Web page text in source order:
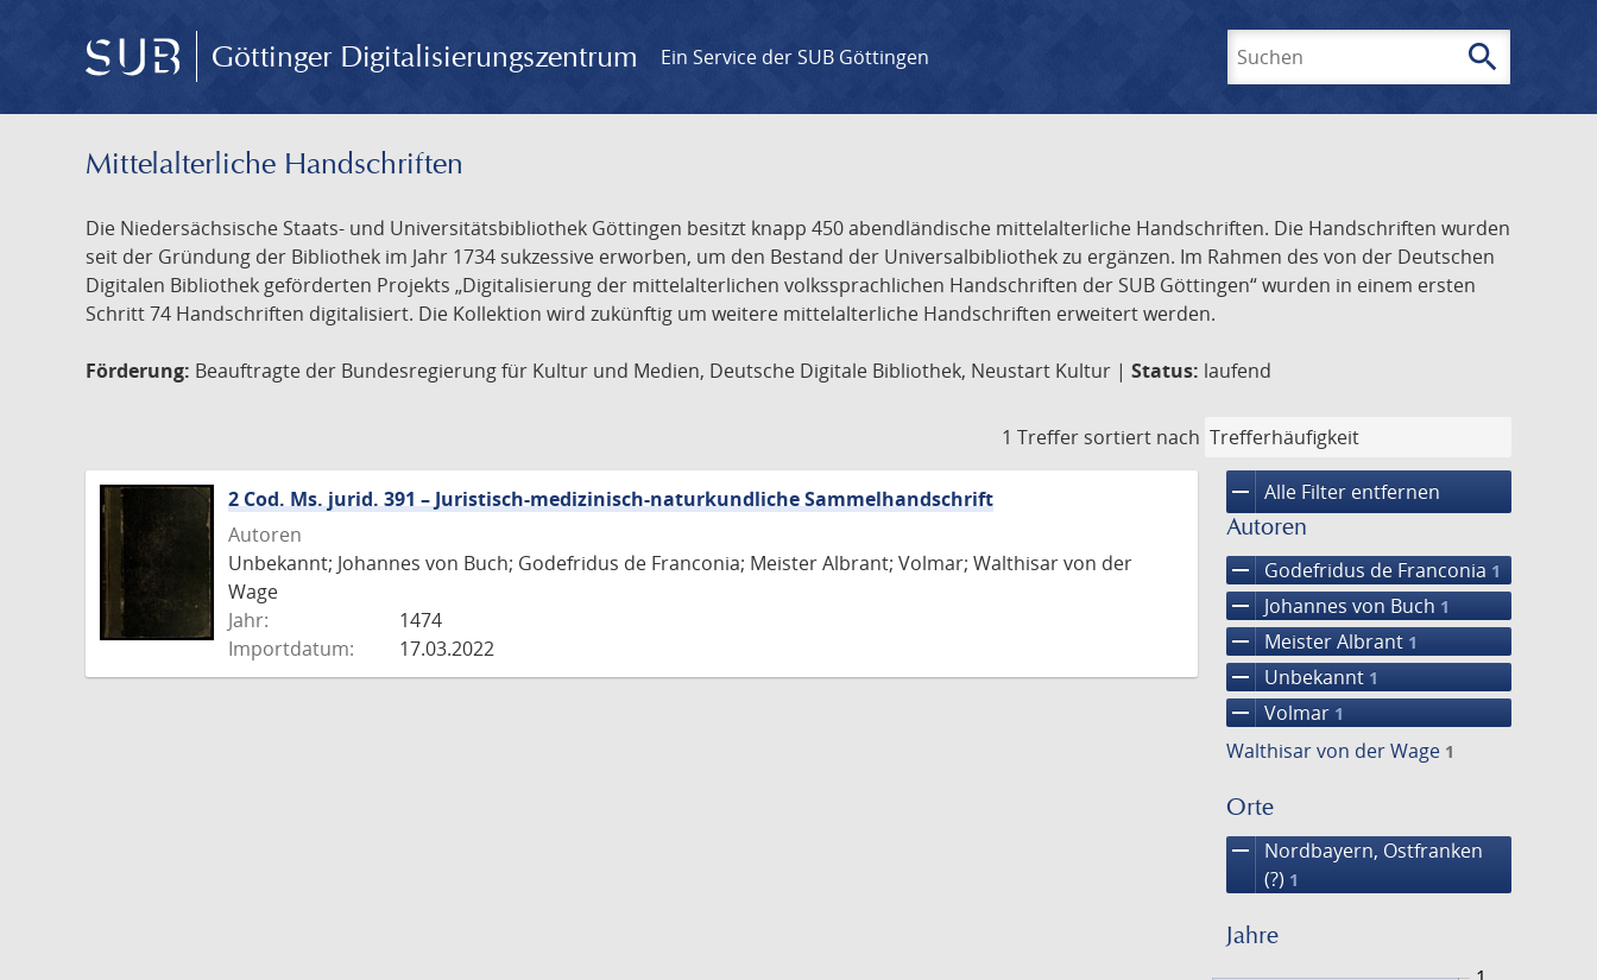
Göttinger Digitalisierungszentrum Ein Service der SUB Göttingen search
Mittelalterliche Handschriften
Die Niedersächsische Staats- und Universitätsbibliothek Göttingen besitzt knapp 450 abendländische mittelalterliche Handschriften. Die Handschriften wurden
seit der Gründung der Bibliothek im Jahr 1734 sukzessive erworben, um den Bestand der Universalbibliothek zu ergänzen. Im Rahmen des von der Deutschen
Digitalen Bibliothek geförderten Projekts „Digitalisierung der mittelalterlichen volkssprachlichen Handschriften der SUB Göttingen“ wurden in einem ersten
Schritt 74 Handschriften digitalisiert. Die Kollektion wird zukünftig um weitere mittelalterliche Handschriften erweitert werden.
Förderung: Beauftragte der Bundesregierung für Kultur und Medien, Deutsche Digitale Bibliothek, Neustart Kultur | Status: laufend
1 Treffer sortiert nach
remove Alle Filter entfernen
Autoren
remove Godefridus de Franconia 1
remove Johannes von Buch 1
remove Meister Albrant 1
remove Unbekannt 1
remove Volmar 1
Walthisar von der Wage 1
Orte
remove
Nordbayern, Ostfranken
(?) 1
Jahre
2 Cod. Ms. jurid. 391 – Juristisch-medizinisch-naturkundliche Sammelhandschrift
Autoren
Unbekannt; Johannes von Buch; Godefridus de Franconia; Meister Albrant; Volmar; Walthisar von der
Wage
Jahr:
1474
Importdatum:
17.03.2022